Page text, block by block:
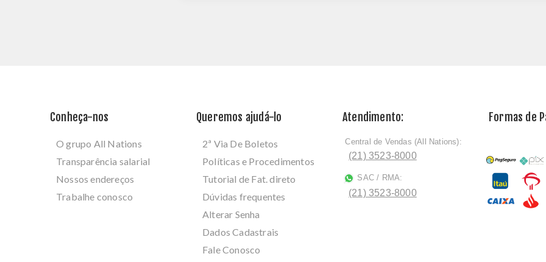
Conheça-nos
O grupo All Nations
Transparência salarial
Nossos endereços
Trabalhe conosco
Queremos ajudá-lo
2ª Via De Boletos
Políticas e Procedimentos
Tutorial de Fat. direto
Dúvidas frequentes
Alterar Senha
Dados Cadastrais
Fale Conosco
Atendimento:
ﾠCentral de Vendas (All Nations):
(21) 3523-8000
SAC / RMA:
(21) 3523-8000
Formas de